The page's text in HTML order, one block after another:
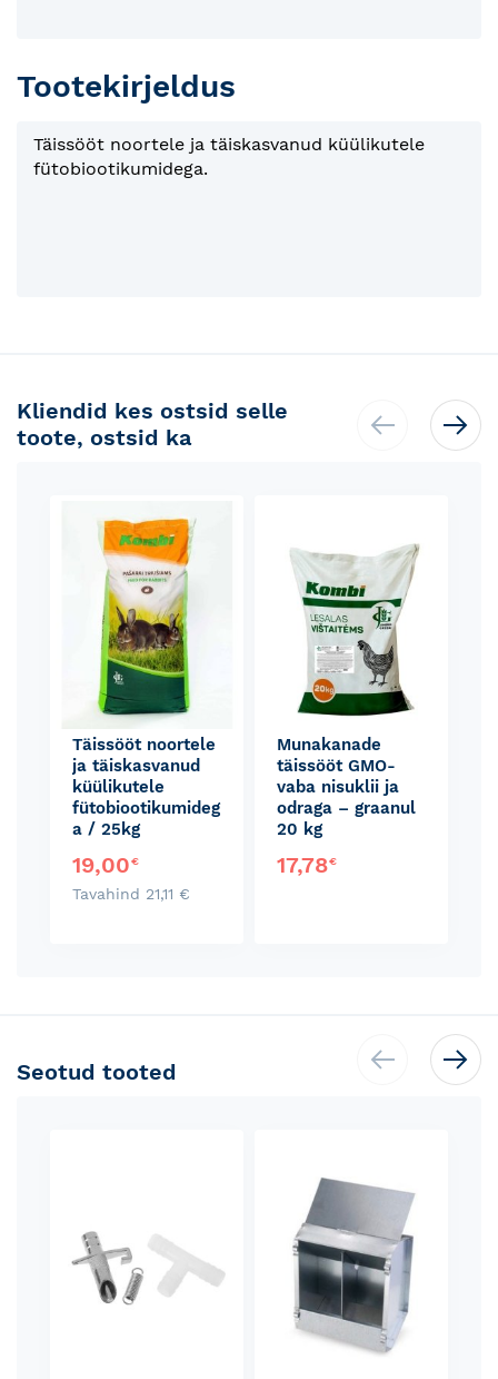
Tootekirjeldus
Täissööt noortele ja täiskasvanud küülikutele
fütobiootikumidega.
Kliendid kes ostsid selle
toote, ostsid ka
carousel
Täissööt noortele
ja täiskasvanud
küülikutele
fütobiootikumideg
a / 25kg
Special
Price
19,00€
Tavahind 21,11 €
Munakanade
täissööt GMO-
vaba nisuklii ja
odraga – graanul
20 kg
17,78€
Seotud tooted